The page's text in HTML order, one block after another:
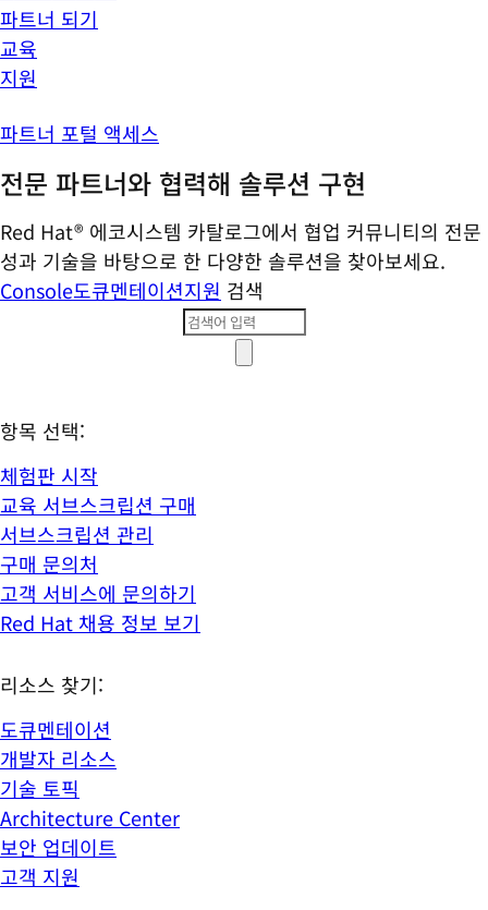
파트너 되기
교육
지원
파트너 포털 액세스
전문 파트너와 협력해 솔루션 구현
Red Hat® 에코시스템 카탈로그에서 협업 커뮤니티의 전문
성과 기술을 바탕으로 한 다양한 솔루션을 찾아보세요.
Console도큐멘테이션지원 검색
항목 선택:
체험판 시작
교육 서브스크립션 구매
서브스크립션 관리
구매 문의처
고객 서비스에 문의하기
Red Hat 채용 정보 보기
리소스 찾기:
도큐멘테이션
개발자 리소스
기술 토픽
Architecture Center
보안 업데이트
고객 지원